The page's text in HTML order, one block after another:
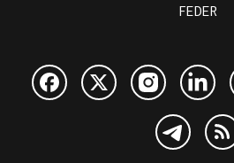
FEDER